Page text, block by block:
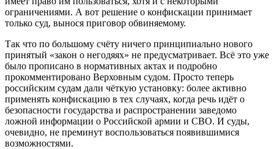
ограничениями. А вот решение о конфискации принимает
только суд, вынося приговор обвиняемому.
Так что по большому счёту ничего принципиально нового
принятый «закон о негодяях» не предусматривает. Всё это уже
было прописано в нормативных актах и подробно
прокомментировано Верховным судом. Просто теперь
российским судам дали чёткую установку: более активно
применять конфискацию в тех случаях, когда речь идёт о
безопасности государства и распространении заведомо
ложной информации о Российской армии и СВО. И суды,
очевидно, не преминут воспользоваться появившимися
возможностями.